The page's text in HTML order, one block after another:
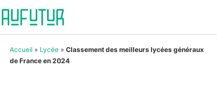
Accueil » Lycée » Classement des meilleurs lycées généraux
de France en 2024